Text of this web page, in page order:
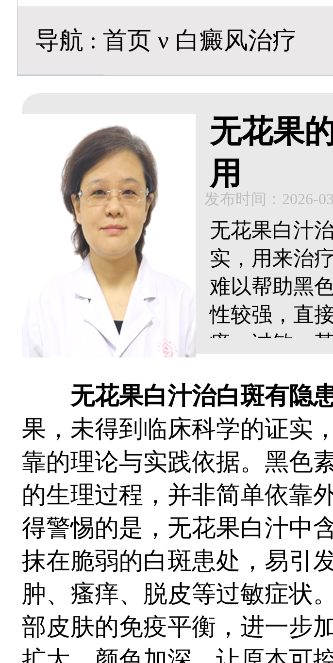
导航 : 首页 ν 白癜风治疗
无花果
用
发布时间：2026-
无花果白汁
实，用来治
难以帮助黑
性较强，直
痒、过敏，
试，以免耽
肤色，应及
下选择适合
学照光等方
进复色。...
无花果白汁治白斑有隐患
果，未得到临床科学的证实
靠的理论与实践依据。黑色
的生理过程，并非简单依靠
得警惕的是，无花果白汁中
抹在脆弱的白斑患处，易引
肿、瘙痒、脱皮等过敏症状
部皮肤的免疫平衡，进一步